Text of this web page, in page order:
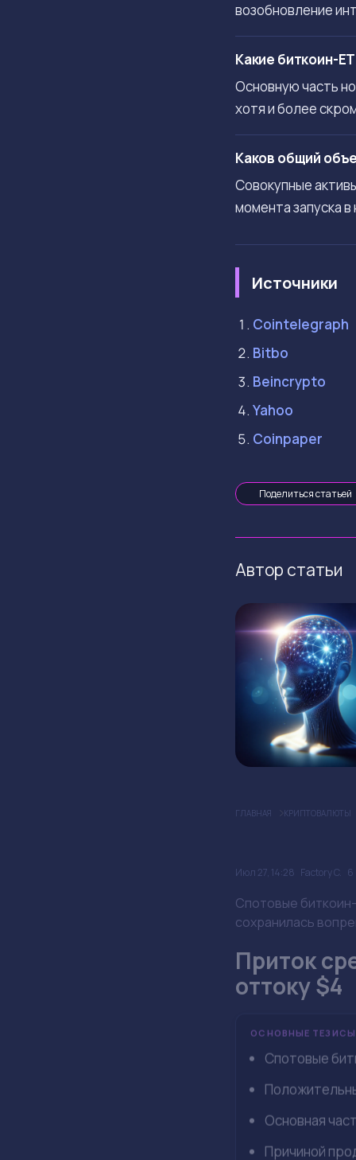
возобновление
Какие биткоин-
Основную часть
хотя и более
Каков общий
Совокупные
момента запуска
Источники
Cointelegraph
Bitbo
Beincrypto
Yahoo
Coinpaper
Поделиться статьей
Автор статьи